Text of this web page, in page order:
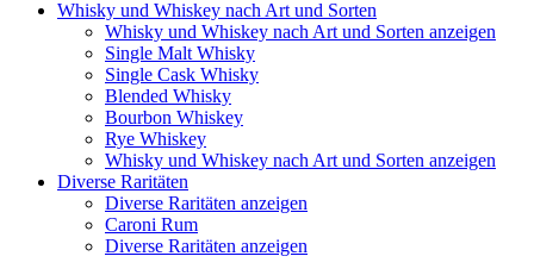
Whisky und Whiskey nach Art und Sorten
Whisky und Whiskey nach Art und Sorten anzeigen
Single Malt Whisky
Single Cask Whisky
Blended Whisky
Bourbon Whiskey
Rye Whiskey
Whisky und Whiskey nach Art und Sorten anzeigen
Diverse Raritäten
Diverse Raritäten anzeigen
Caroni Rum
Diverse Raritäten anzeigen